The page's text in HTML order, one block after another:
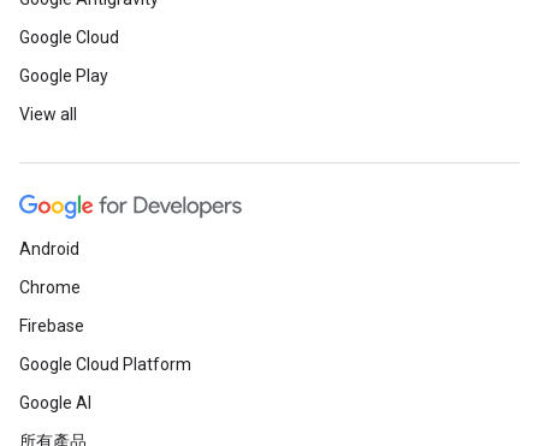
Google Cloud
Google Play
View all
Android
Chrome
Firebase
Google Cloud Platform
Google AI
所有產品